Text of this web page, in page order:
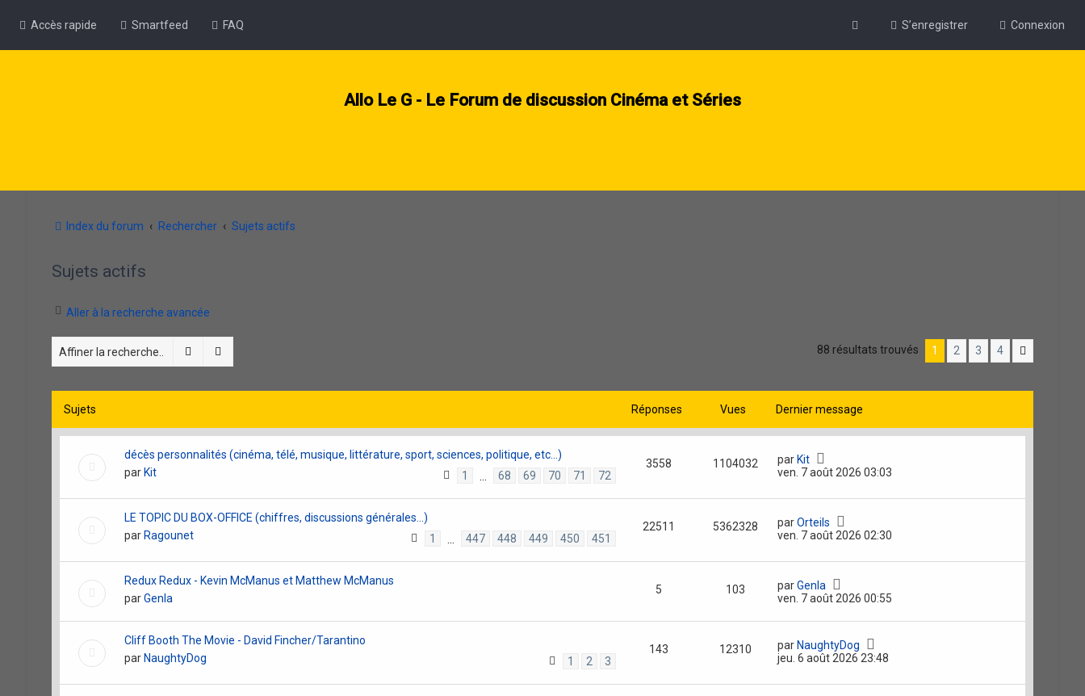
Accès rapide Smartfeed FAQ Connexion
S’enregistrer
Allo Le G - Le Forum de discussion Cinéma et Séries
Index du forum Rechercher Sujets actifs
Sujets actifs
Aller à la recherche avancée
Rechercher 88 résultats trouvés 1 2 3 4
Sujets Réponses Vues Dernier message
décès personnalités (cinéma, télé, musique, littérature, sport, sciences, politique, etc...)
par Kit 1 68 69 70 71 72
3558 1104032 par Kit
ven. 7 août 2026 03:03
LE TOPIC DU BOX-OFFICE (chiffres, discussions générales...)
par Ragounet 1 447 448 449 450 451
22511 5362328 parOrteils
ven. 7 août 2026 02:30
Redux Redux - Kevin McManus et Matthew McManus
parGenla
5 103 parGenla
ven. 7 août 2026 00:55
Cliff Booth The Movie - David Fincher/Tarantino
par NaughtyDog 1 2 3
143 12310 par NaughtyDog
jeu. 6 août 2026 23:48